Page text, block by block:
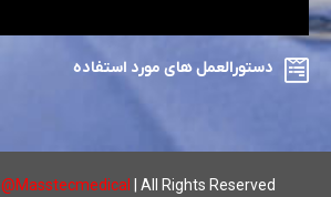
دستورالعمل های مورد استفاده
@Masstecmedical | All Rights Reserved